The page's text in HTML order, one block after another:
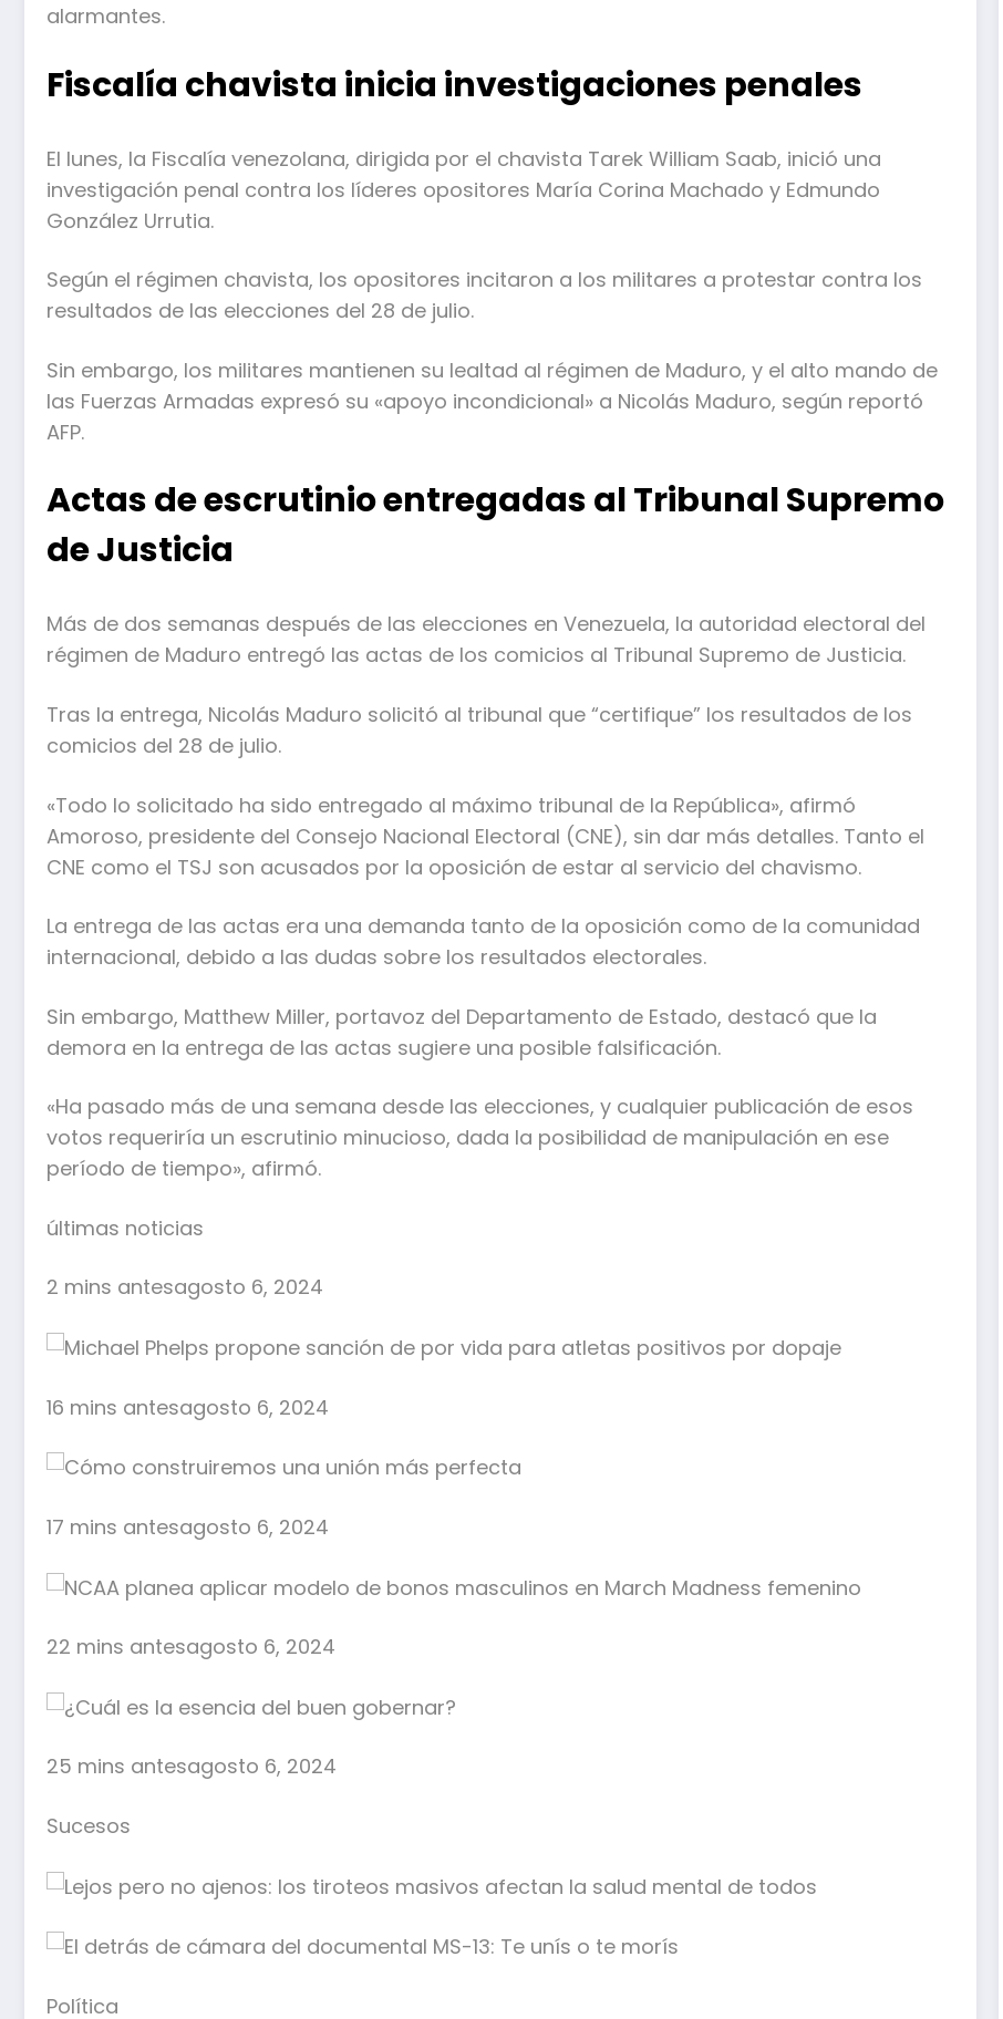
alarmantes.
Fiscalía chavista inicia investigaciones penales
El lunes, la Fiscalía venezolana, dirigida por el chavista Tarek William Saab, inició una
investigación penal contra los líderes opositores María Corina Machado y Edmundo
González Urrutia.
Según el régimen chavista, los opositores incitaron a los militares a protestar contra los
resultados de las elecciones del 28 de julio.
Sin embargo, los militares mantienen su lealtad al régimen de Maduro, y el alto mando de
las Fuerzas Armadas expresó su «apoyo incondicional» a Nicolás Maduro, según reportó
AFP.
Actas de escrutinio entregadas al Tribunal Supremo
de Justicia
Más de dos semanas después de las elecciones en Venezuela, la autoridad electoral del
régimen de Maduro entregó las actas de los comicios al Tribunal Supremo de Justicia.
Tras la entrega, Nicolás Maduro solicitó al tribunal que “certifique” los resultados de los
comicios del 28 de julio.
«Todo lo solicitado ha sido entregado al máximo tribunal de la República», afirmó
Amoroso, presidente del Consejo Nacional Electoral (CNE), sin dar más detalles. Tanto el
CNE como el TSJ son acusados por la oposición de estar al servicio del chavismo.
La entrega de las actas era una demanda tanto de la oposición como de la comunidad
internacional, debido a las dudas sobre los resultados electorales.
Sin embargo, Matthew Miller, portavoz del Departamento de Estado, destacó que la
demora en la entrega de las actas sugiere una posible falsificación.
«Ha pasado más de una semana desde las elecciones, y cualquier publicación de esos
votos requeriría un escrutinio minucioso, dada la posibilidad de manipulación en ese
período de tiempo», afirmó.
últimas noticias
2 mins antesagosto 6, 2024
16 mins antesagosto 6, 2024
17 mins antesagosto 6, 2024
22 mins antesagosto 6, 2024
25 mins antesagosto 6, 2024
Sucesos
Política